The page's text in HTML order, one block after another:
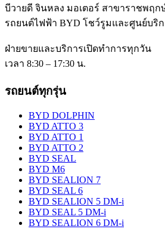
บีวายดี จินหลง มอเตอร์ สาขาราชพฤก
รถยนต์ไฟฟ้า BYD โชว์รูมและศูนย์บริ
ฝ่ายขายและบริการเปิดทำการทุกวัน
เวลา 8:30 – 17:30 น.
รถยนต์ทุกรุ่น
BYD DOLPHIN
BYD ATTO 3
BYD ATTO 1
BYD ATTO 2
BYD SEAL
BYD M6
BYD SEALION 7
BYD SEAL 6
BYD SEALION 5 DM-i
BYD SEAL 5 DM-i
BYD SEALION 6 DM-i